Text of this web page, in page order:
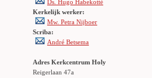
Ds. Hugo Habekotté
Kerkelijk werker:
Mw. Petra Nijboer
Scriba:
André Betsema
Adres Kerkcentrum Holy
Reigerlaan 47a